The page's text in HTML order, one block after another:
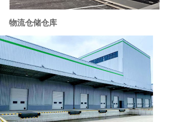
物流仓储仓库